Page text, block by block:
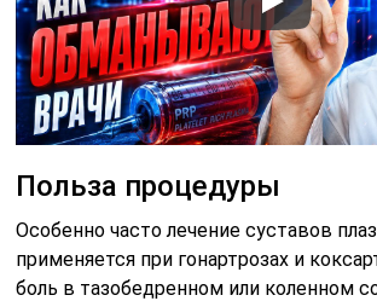
Польза процедуры
Особенно часто лечение суставов
применяется при гонартрозах и
боль в тазобедренном или коленном